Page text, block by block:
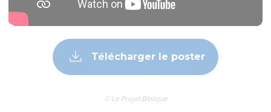
Télécharger le poster
© Le Projet Biblique